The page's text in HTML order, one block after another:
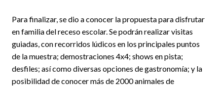
Para finalizar, se dio a conocer la propuesta para disfrutar
en familia del receso escolar. Se podrán realizar visitas
guiadas, con recorridos lúdicos en los principales puntos
de la muestra; demostraciones 4x4; shows en pista;
desfiles; así como diversas opciones de gastronomía; y la
posibilidad de conocer más de 2000 animales de